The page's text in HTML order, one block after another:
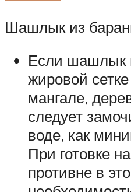
Шашлык из
Если шашлык
жировой
мангале,
следует
воде, как
При готовке
противне в